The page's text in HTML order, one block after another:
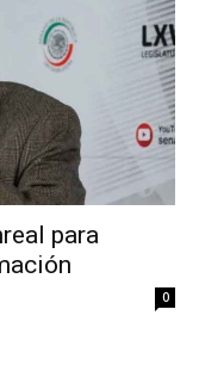
para
0